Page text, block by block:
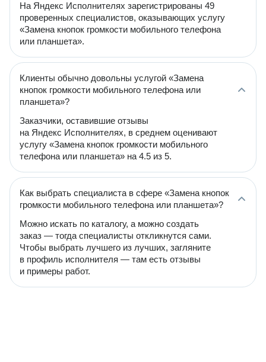
На Яндекс Исполнителях зарегистрированы 49
проверенных специалистов, оказывающих услугу
«Замена кнопок громкости мобильного телефона
или планшета».
Клиенты обычно довольны услугой «Замена
кнопок громкости мобильного телефона или
планшета»?
Заказчики, оставившие отзывы
на Яндекс Исполнителях, в среднем оценивают
услугу «Замена кнопок громкости мобильного
телефона или планшета» на 4.5 из 5.
Как выбрать специалиста в сфере «Замена кнопок
громкости мобильного телефона или планшета»?
Можно искать по каталогу, а можно создать
заказ — тогда специалисты откликнутся сами.
Чтобы выбрать лучшего из лучших, загляните
в профиль исполнителя — там есть отзывы
и примеры работ.